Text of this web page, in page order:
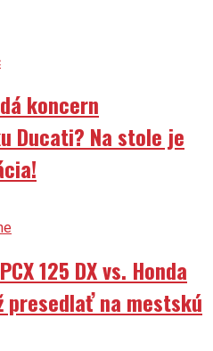
koncern
Ducati? Na stole je
125 DX vs. Honda
presedlať na mestskú